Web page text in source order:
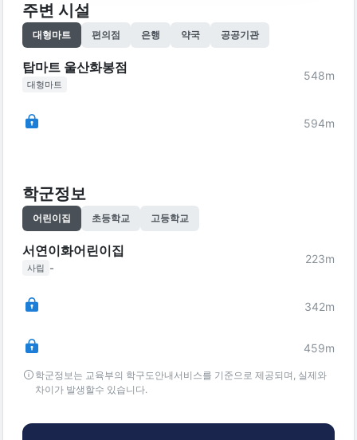
주변 시설
대형마트 편의점 은행 약국 공공기관
탑마트 울산화봉점
대형마트
548m
594m
학군정보
어린이집 초등학교 고등학교
서연이화어린이집
사립 -
223m
342m
459m
학군정보는 교육부의 학구도안내서비스를 기준으로 제공되며, 실제와
차이가 발생할수 있습니다.